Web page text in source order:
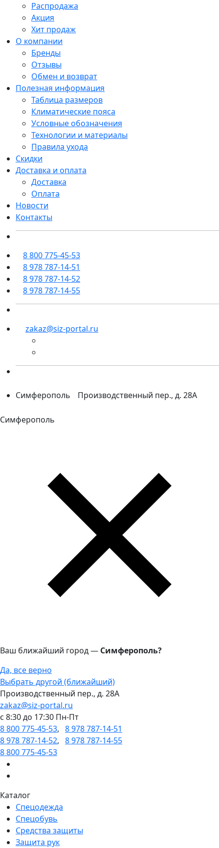
Распродажа
Акция
Хит продаж
О компании
Бренды
Отзывы
Обмен и возврат
Полезная информация
Таблица размеров
Климатические пояса
Условные обозначения
Технологии и материалы
Правила ухода
Скидки
Доставка и оплата
Доставка
Оплата
Новости
Контакты
8 800 775-45-53
8 978 787-14-51
8 978 787-14-52
8 978 787-14-55
zakaz@siz-portal.ru
Симферополь Производственный пер., д. 28А
Симферополь
Ваш ближайший город — Симферополь?
Да, все верно
Выбрать другой (ближайший)
Производственный пер., д. 28А
zakaz@siz-portal.ru
c 8:30 до 17:30 Пн-Пт
8 800 775-45-53, 8 978 787-14-51
8 978 787-14-52, 8 978 787-14-55
8 800 775-45-53
Каталог
Спецодежда
Спецобувь
Средства защиты
Защита рук